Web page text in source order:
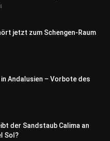
jetzt zum Schengen-Raum
Andalusien – Vorbote des
der Sandstaub Calima an
Sol?